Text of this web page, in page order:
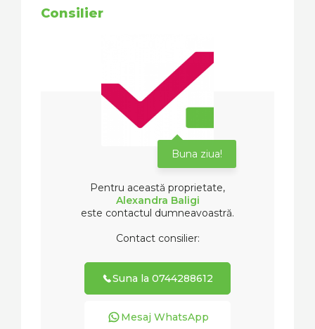
Consilier
Buna ziua!
Pentru această proprietate,
Alexandra Baligi
este contactul dumneavoastră.
Contact consilier:
Suna la 0744288612
Mesaj WhatsApp